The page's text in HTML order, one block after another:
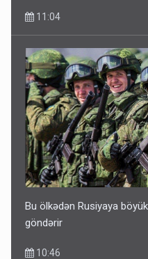
11:04
Bu ölkədən Rusiyaya
göndərir
10:46